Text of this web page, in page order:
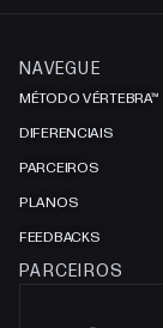
NAVEGUE
MÉTODO VÉRTEBRA™
DIFERENCIAIS
PARCEIROS
PLANOS
FEEDBACKS
PARCEIROS